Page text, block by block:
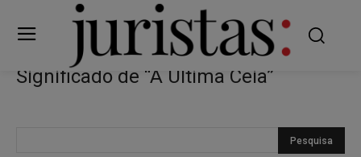
Significado de “A Última Ceia”